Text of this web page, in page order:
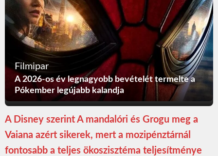
Filmipar
A 2026-os év legnagyobb bevételét termelte a
Pókember legújabb kalandja
A Disney szerint A mandalóri és Grogu meg a
Vaiana azért sikerek, mert a mozipénztárnál
fontosabb a teljes ökoszisztéma teljesítménye